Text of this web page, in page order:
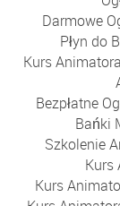
Darmowe
Płyn do
Kurs Animatora
Bezpłatne
Bańki
Szkolenie
Kurs
Kurs